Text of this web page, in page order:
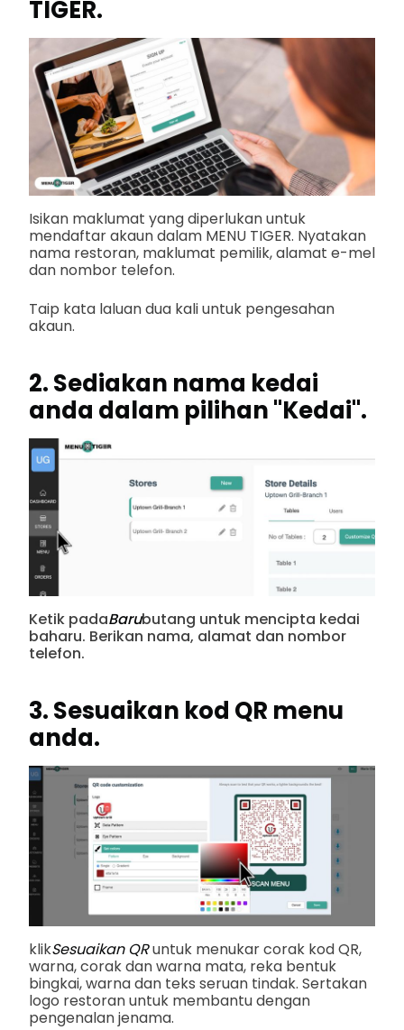
TIGER.
Isikan maklumat yang diperlukan untuk
mendaftar akaun dalam MENU TIGER. Nyatakan
nama restoran, maklumat pemilik, alamat e-mel
dan nombor telefon.
Taip kata laluan dua kali untuk pengesahan
akaun.
2. Sediakan nama kedai
anda dalam pilihan "Kedai".
Ketik padaBarubutang untuk mencipta kedai
baharu. Berikan nama, alamat dan nombor
telefon.
3. Sesuaikan kod QR menu
anda.
klikSesuaikan QRuntuk menukar corak kod QR,
warna, corak dan warna mata, reka bentuk
bingkai, warna dan teks seruan tindak. Sertakan
logo restoran untuk membantu dengan
pengenalan jenama.